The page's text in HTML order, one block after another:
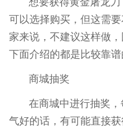
想要获得黄金屠龙刀
可以选择购买，但这需
家来说，不建议这样做
下面介绍的都是比较靠谱
商城抽奖
在商城中进行抽奖
气好的话，有可能直接